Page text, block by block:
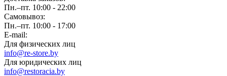
Пн.–пт. 10:00 - 22:00
Самовывоз:
Пн.–пт. 10:00 - 17:00
E-mail:
Для физических лиц
info@re-store.by
Для юридических лиц
info@restoracia.by